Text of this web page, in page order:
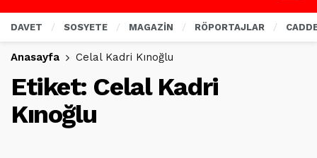
DAVET SOSYETE MAGAZİN RÖPORTAJLAR
Anasayfa Celal Kadri Kınoğlu
Etiket: Celal Kadri
Kınoğlu